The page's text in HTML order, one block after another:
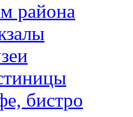
района
бистро